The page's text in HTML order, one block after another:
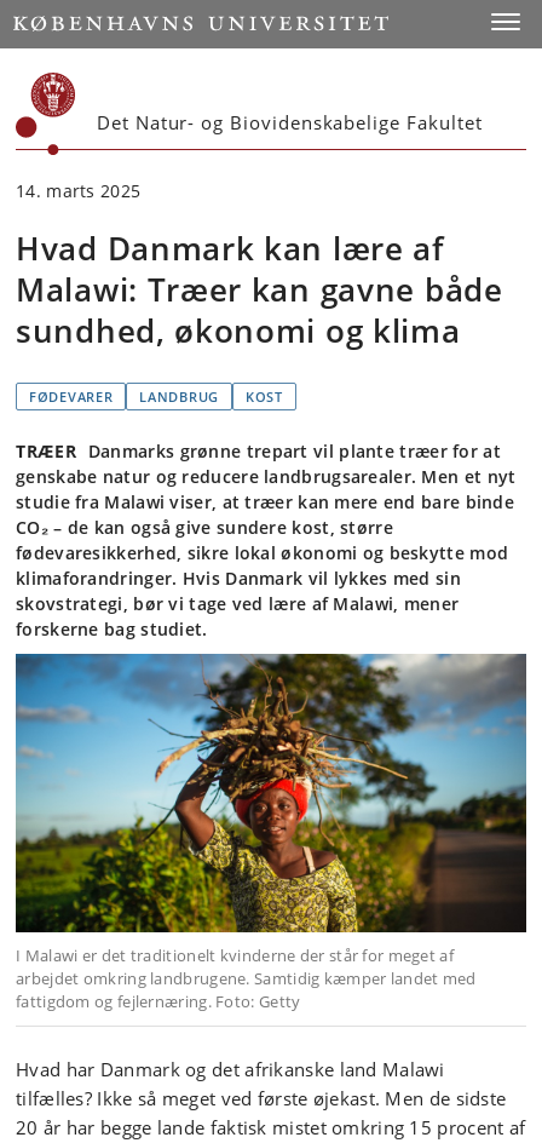
Start
Det Natur- og Biovidenskabelige Fakultet
14. marts 2025
Hvad Danmark kan lære af
Malawi: Træer kan gavne både
sundhed, økonomi og klima
FØDEVARER LANDBRUG KOST
TRÆER Danmarks grønne trepart vil plante træer for at
genskabe natur og reducere landbrugsarealer. Men et nyt
studie fra Malawi viser, at træer kan mere end bare binde
CO₂ – de kan også give sundere kost, større
fødevaresikkerhed, sikre lokal økonomi og beskytte mod
klimaforandringer. Hvis Danmark vil lykkes med sin
skovstrategi, bør vi tage ved lære af Malawi, mener
forskerne bag studiet.
I Malawi er det traditionelt kvinderne der står for meget af
arbejdet omkring landbrugene. Samtidig kæmper landet med
fattigdom og fejlernæring. Foto: Getty
Hvad har Danmark og det afrikanske land Malawi
tilfælles? Ikke så meget ved første øjekast. Men de sidste
20 år har begge lande faktisk mistet omkring 15 procent af